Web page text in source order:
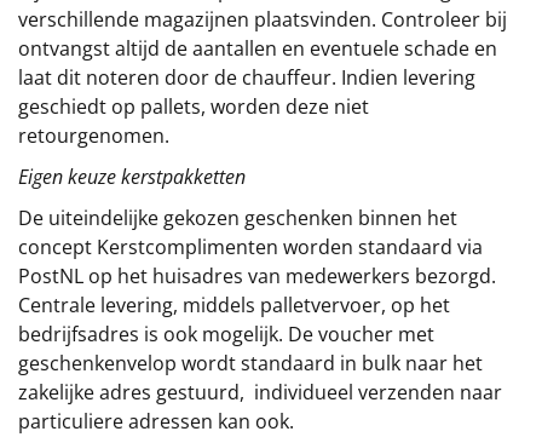
verschillende magazijnen plaatsvinden. Controleer bij
ontvangst altijd de aantallen en eventuele schade en
laat dit noteren door de chauffeur. Indien levering
geschiedt op pallets, worden deze niet
retourgenomen.
Eigen keuze kerstpakketten
De uiteindelijke gekozen geschenken binnen het
concept Kerstcomplimenten worden standaard via
PostNL op het huisadres van medewerkers bezorgd.
Centrale levering, middels palletvervoer, op het
bedrijfsadres is ook mogelijk. De voucher met
geschenkenvelop wordt standaard in bulk naar het
zakelijke adres gestuurd, individueel verzenden naar
particuliere adressen kan ook.